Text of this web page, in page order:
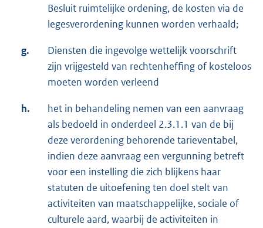
Besluit ruimtelijke ordening, de kosten via de
legesverordening kunnen worden verhaald;
g.
Diensten die ingevolge wettelijk voorschrift
zijn vrijgesteld van rechtenheffing of kosteloos
moeten worden verleend
h.
het in behandeling nemen van een aanvraag
als bedoeld in onderdeel 2.3.1.1 van de bij
deze verordening behorende tarieventabel,
indien deze aanvraag een vergunning betreft
voor een instelling die zich blijkens haar
statuten de uitoefening ten doel stelt van
activiteiten van maatschappelijke, sociale of
culturele aard, waarbij de activiteiten in